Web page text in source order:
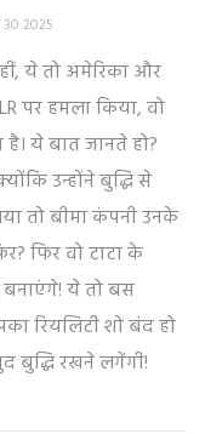
30 2025
ये तो अमेरिका और
पर हमला किया, वो
है। ये बात जानते हो?
उन्होंने बुद्धि से
तो बीमा कंपनी उनके
फिर वो टाटा के
बनाएंगे! ये तो बस
रियलिटी शो बंद हो
बुद्धि रखने लगेंगी!